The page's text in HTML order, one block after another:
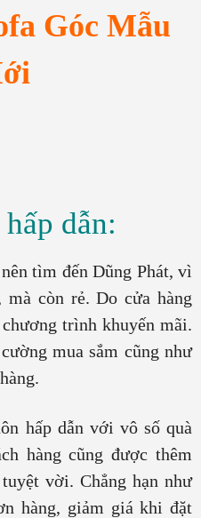
Góc Mẫu
dẫn:
tìm đến Dũng Phát, vì
còn rẻ. Do cửa hàng
trình khuyến mãi.
mua sắm cũng như
hấp dẫn với vô số quà
hàng cũng được thêm
vời. Chẳng hạn như
hàng, giảm giá khi đặt